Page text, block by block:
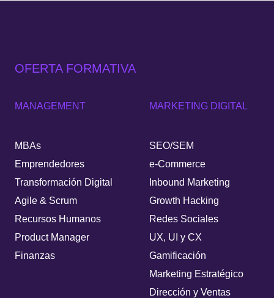
OFERTA FORMATIVA
MANAGEMENT
MBAs
Emprendedores
Transformación Digital
Agile & Scrum
Recursos Humanos
Product Manager
Finanzas
MARKETING DIGITAL
SEO/SEM
e-Commerce
Inbound Marketing
Growth Hacking
Redes Sociales
UX, UI y CX
Gamificación
Marketing Estratégico
Dirección y Ventas